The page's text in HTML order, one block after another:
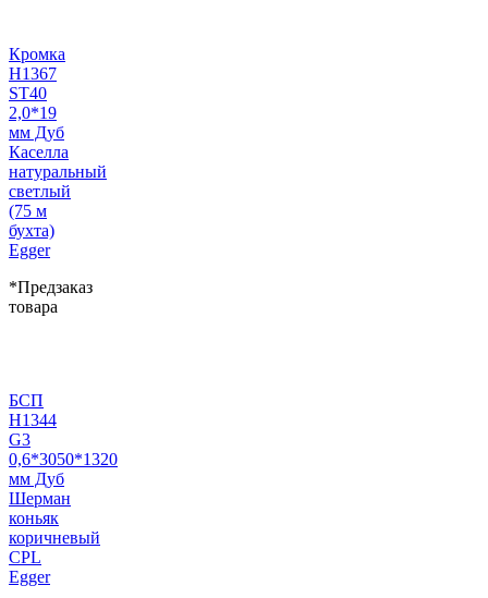
Кромка
H1367
ST40
2,0*19
мм Дуб
Каселла
натуральный
светлый
(75 м
бухта)
Egger
*Предзаказ
товара
БСП
H1344
G3
0,6*3050*1320
мм Дуб
Шерман
коньяк
коричневый
CPL
Egger